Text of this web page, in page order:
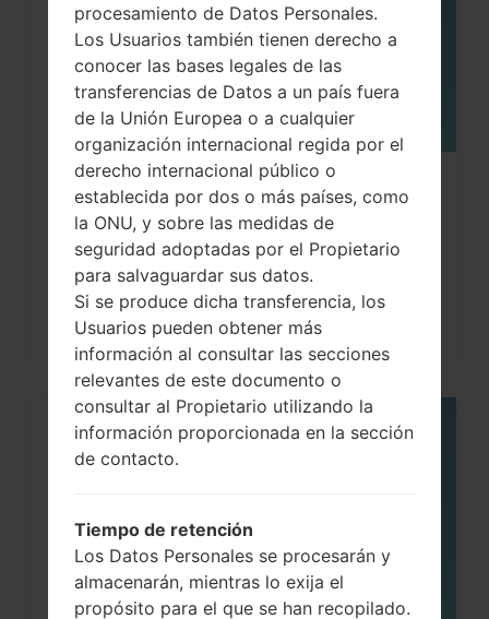
¿Cómo restablecer datos de fábrica
a través del código...
05
procesamiento de Datos Personales.
Los Usuarios también tienen derecho a
conocer las bases legales de las
transferencias de Datos a un país fuera
de la Unión Europea o a cualquier
organización internacional regida por el
derecho internacional público o
establecida por dos o más países, como
la ONU, y sobre las medidas de
seguridad adoptadas por el Propietario
para salvaguardar sus datos.
Si se produce dicha transferencia, los
Usuarios pueden obtener más
información al consultar las secciones
relevantes de este documento o
consultar al Propietario utilizando la
información proporcionada en la sección
de contacto.
Tiempo de retención
Los Datos Personales se procesarán y
almacenarán, mientras lo exija el
propósito para el que se han recopilado.